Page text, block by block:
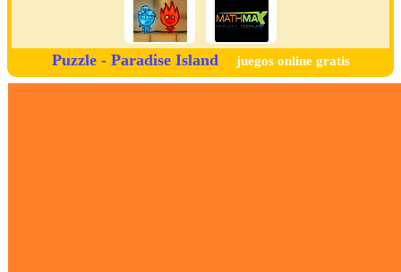
Puzzle - Paradise Island juegos online gratis